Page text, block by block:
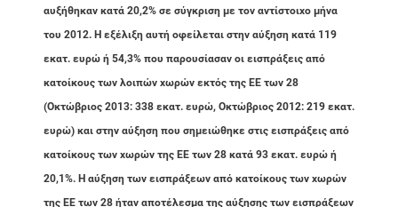
αυξήθηκαν κατά 20,2% σε σύγκριση με τον αντίστοιχο μήνα
του 2012. Η εξέλιξη αυτή οφείλεται στην αύξηση κατά 119
εκατ. ευρώ ή 54,3% που παρουσίασαν οι εισπράξεις από
κατοίκους των λοιπών χωρών εκτός της ΕΕ των 28
(Οκτώβριος 2013: 338 εκατ. ευρώ, Οκτώβριος 2012: 219 εκατ.
ευρώ) και στην αύξηση που σημειώθηκε στις εισπράξεις από
κατοίκους των χωρών της ΕΕ των 28 κατά 93 εκατ. ευρώ ή
20,1%. Η αύξηση των εισπράξεων από κατοίκους των χωρών
της ΕΕ των 28 ήταν αποτέλεσμα της αύξησης των εισπράξεων